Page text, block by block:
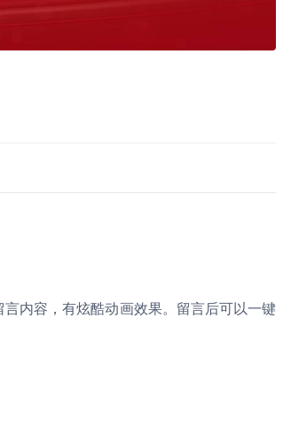
内容，有炫酷动画效果。留言后可以一键